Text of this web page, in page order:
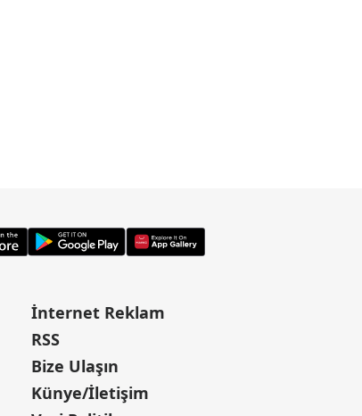
İnternet Reklam
RSS
Bize Ulaşın
Künye/İletişim